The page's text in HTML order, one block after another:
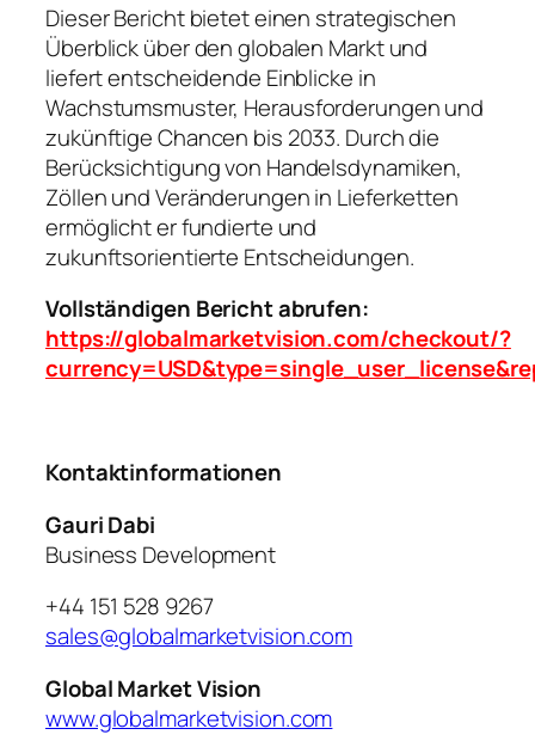
Dieser Bericht bietet einen strategischen
Überblick über den globalen Markt und
liefert entscheidende Einblicke in
Wachstumsmuster, Herausforderungen und
zukünftige Chancen bis 2033. Durch die
Berücksichtigung von Handelsdynamiken,
Zöllen und Veränderungen in Lieferketten
ermöglicht er fundierte und
zukunftsorientierte Entscheidungen.
Vollständigen Bericht abrufen:
https://globalmarketvision.com/checkout/?
Kontaktinformationen
Gauri Dabi
Business Development
+44 151 528 9267
sales@globalmarketvision.com
Global Market Vision
www.globalmarketvision.com